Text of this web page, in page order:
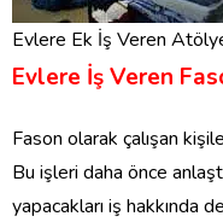
Evlere Ek İş Veren
Evlere İş Veren
Fason olarak çalışan
Bu işleri daha önce
yapacakları iş hakkında